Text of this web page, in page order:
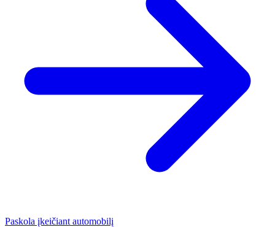
Paskola įkeičiant automobilį